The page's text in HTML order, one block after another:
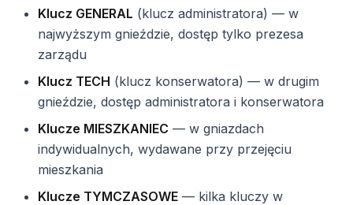
Klucz GENERAL (klucz administratora) — w
najwyższym gnieździe, dostęp tylko prezesa
zarządu
Klucz TECH (klucz konserwatora) — w drugim
gnieździe, dostęp administratora i konserwatora
Klucze MIESZKANIEC — w gniazdach
indywidualnych, wydawane przy przejęciu
mieszkania
Klucze TYMCZASOWE — kilka kluczy w